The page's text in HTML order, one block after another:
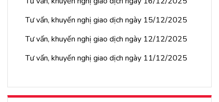
Tư vấn, khuyến nghị giao dịch ngày 15/12/2025
Tư vấn, khuyến nghị giao dịch ngày 12/12/2025
Tư vấn, khuyến nghị giao dịch ngày 11/12/2025